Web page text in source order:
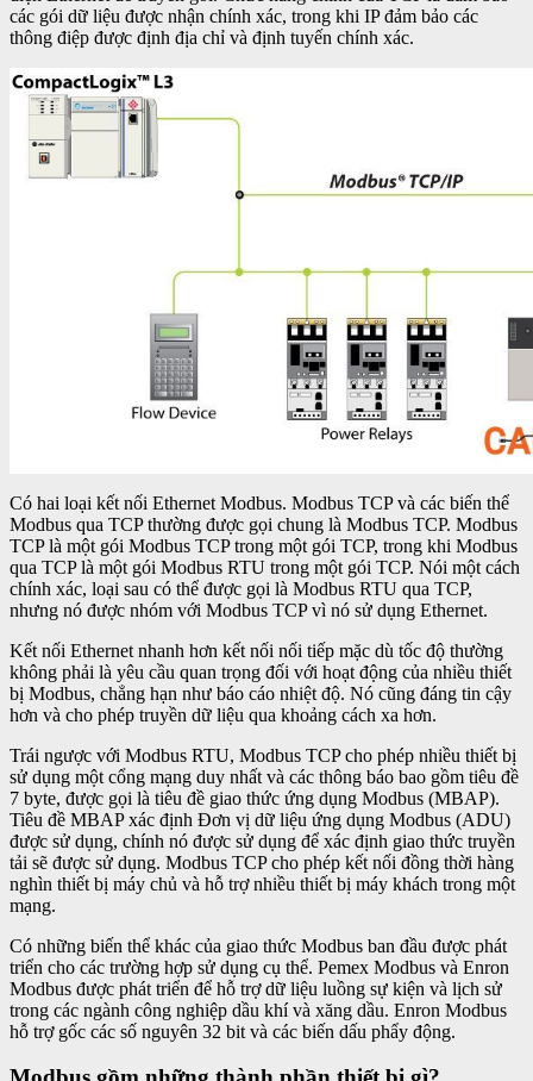
các gói dữ liệu được nhận chính xác, trong khi IP đảm bảo các
thông điệp được định địa chỉ và định tuyến chính xác.
Có hai loại kết nối Ethernet Modbus. Modbus TCP và các biến thể
Modbus qua TCP thường được gọi chung là Modbus TCP. Modbus
TCP là một gói Modbus TCP trong một gói TCP, trong khi Modbus
qua TCP là một gói Modbus RTU trong một gói TCP. Nói một cách
chính xác, loại sau có thể được gọi là Modbus RTU qua TCP,
nhưng nó được nhóm với Modbus TCP vì nó sử dụng Ethernet.
Kết nối Ethernet nhanh hơn kết nối nối tiếp mặc dù tốc độ thường
không phải là yêu cầu quan trọng đối với hoạt động của nhiều thiết
bị Modbus, chẳng hạn như báo cáo nhiệt độ. Nó cũng đáng tin cậy
hơn và cho phép truyền dữ liệu qua khoảng cách xa hơn.
Trái ngược với Modbus RTU, Modbus TCP cho phép nhiều thiết bị
sử dụng một cổng mạng duy nhất và các thông báo bao gồm tiêu đề
7 byte, được gọi là tiêu đề giao thức ứng dụng Modbus (MBAP).
Tiêu đề MBAP xác định Đơn vị dữ liệu ứng dụng Modbus (ADU)
được sử dụng, chính nó được sử dụng để xác định giao thức truyền
tải sẽ được sử dụng. Modbus TCP cho phép kết nối đồng thời hàng
nghìn thiết bị máy chủ và hỗ trợ nhiều thiết bị máy khách trong một
mạng.
Có những biến thể khác của giao thức Modbus ban đầu được phát
triển cho các trường hợp sử dụng cụ thể. Pemex Modbus và Enron
Modbus được phát triển để hỗ trợ dữ liệu luồng sự kiện và lịch sử
trong các ngành công nghiệp dầu khí và xăng dầu. Enron Modbus
hỗ trợ gốc các số nguyên 32 bit và các biến dấu phẩy động.